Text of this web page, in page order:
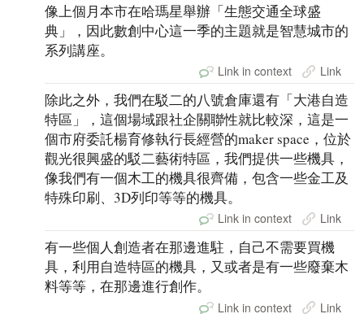
像上個月本市在哈瑪星舉辦「生態交通全球盛
典」，因此數創中心這一季的主題就是智慧城市的
系列講座。
Link in context Link
除此之外，我們在駁二的八號倉庫還有「大港自造
特區」，這個場域跟社企關聯性就比較深，這是一
個市府委託楊育修執行長經營的maker space，位於
觀光很興盛的駁二藝術特區，我們提供一些機具，
像我們有一個木工的機具很齊備，包含一些金工及
特殊印刷、3D列印等等的機具。
Link in context Link
有一些個人創造者在那邊進駐，自己不需要買機
具，利用自造特區的機具，又或者是有一些廢棄木
料等等，在那邊進行創作。
Link in context Link